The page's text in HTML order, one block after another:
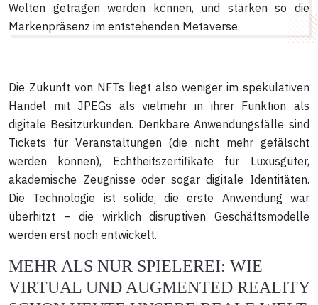
Welten getragen werden können, und stärken so die
Markenpräsenz im entstehenden Metaverse.
Die Zukunft von NFTs liegt also weniger im spekulativen
Handel mit JPEGs als vielmehr in ihrer Funktion als
digitale Besitzurkunden. Denkbare Anwendungsfälle sind
Tickets für Veranstaltungen (die nicht mehr gefälscht
werden können), Echtheitszertifikate für Luxusgüter,
akademische Zeugnisse oder sogar digitale Identitäten.
Die Technologie ist solide, die erste Anwendung war
überhitzt – die wirklich disruptiven Geschäftsmodelle
werden erst noch entwickelt.
MEHR ALS NUR SPIELEREI: WIE
VIRTUAL UND AUGMENTED REALITY